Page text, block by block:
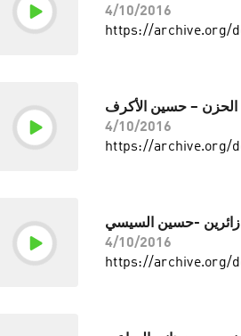
4/10/2016
https://archive.org/
– حسين الأكرف
4/10/2016
https://archive.org/
زائرين -حسين السيسي
4/10/2016
https://archive.org/